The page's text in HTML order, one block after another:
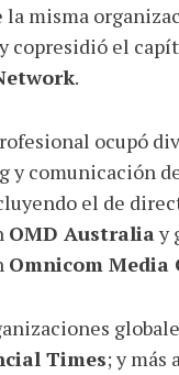
misma
copresidió el
.
ocupó
y comunicación
el de
OMD Australia y
Omnicom Media
Times; y más